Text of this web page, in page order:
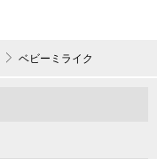
ベビーミライク